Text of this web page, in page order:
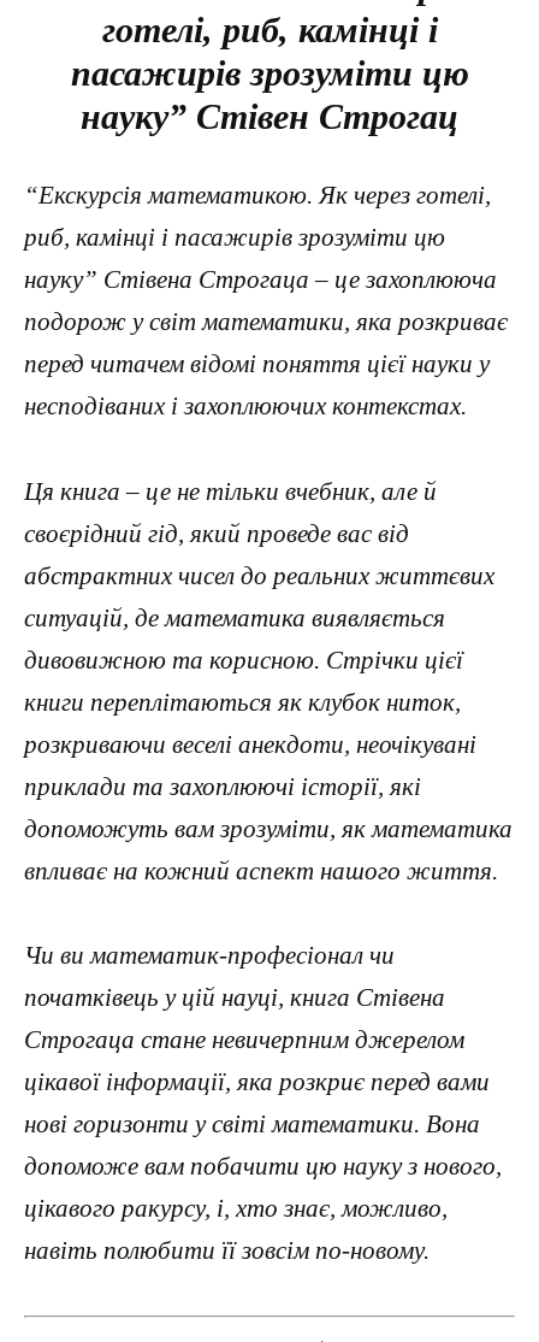
готелі, риб, камінці і
пасажирів зрозуміти цю
науку” Стівен Строгац
“Екскурсія математикою. Як через готелі,
риб, камінці і пасажирів зрозуміти цю
науку” Стівена Строгаца – це захоплююча
подорож у світ математики, яка розкриває
перед читачем відомі поняття цієї науки у
несподіваних і захоплюючих контекстах.
Ця книга – це не тільки вчебник, але й
своєрідний гід, який проведе вас від
абстрактних чисел до реальних життєвих
ситуацій, де математика виявляється
дивовижною та корисною. Стрічки цієї
книги переплітаються як клубок ниток,
розкриваючи веселі анекдоти, неочікувані
приклади та захоплюючі історії, які
допоможуть вам зрозуміти, як математика
впливає на кожний аспект нашого життя.
Чи ви математик-професіонал чи
початківець у цій науці, книга Стівена
Строгаца стане невичерпним джерелом
цікавої інформації, яка розкриє перед вами
нові горизонти у світі математики. Вона
допоможе вам побачити цю науку з нового,
цікавого ракурсу, і, хто знає, можливо,
навіть полюбити її зовсім по-новому.